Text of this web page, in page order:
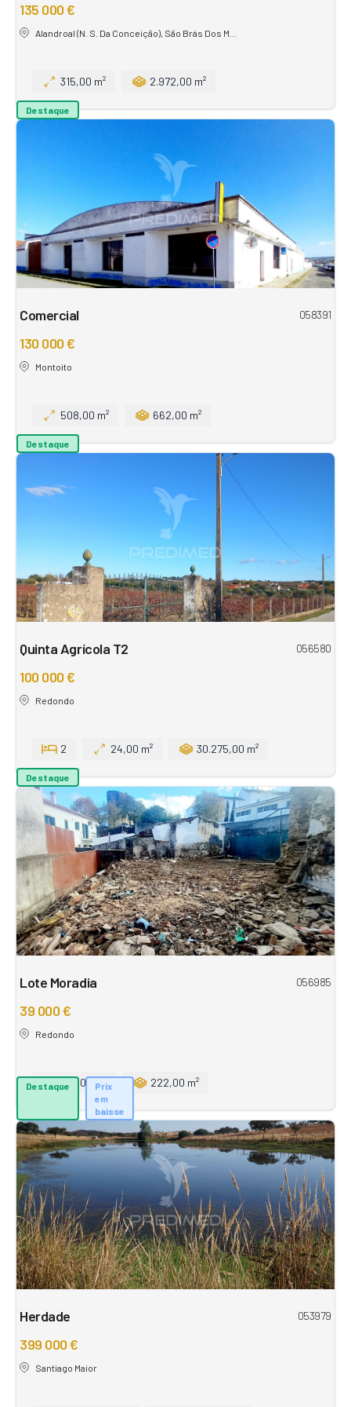
135 000 €
Alandroal (N. S. Da Conceição), São Brás Dos M...
315,00 m² 2.972,00 m²
Destaque
Comercial 058391
130 000 €
Montoito
508,00 m² 662,00 m²
Destaque
Quinta Agrícola T2 056580
100 000 €
Redondo
2 24,00 m² 30.275,00 m²
Destaque
Lote Moradia 056985
39 000 €
Redondo
160,00 m² 222,00 m²
Destaque
Prix
em
baisse
Herdade 053979
399 000 €
Santiago Maior